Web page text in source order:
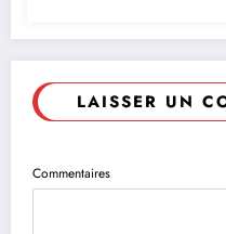
LAISSER UN
Commentaires